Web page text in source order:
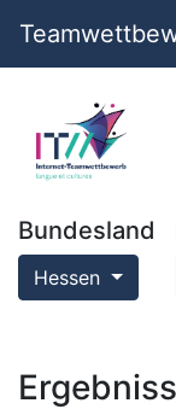
Bundesland
Hessen